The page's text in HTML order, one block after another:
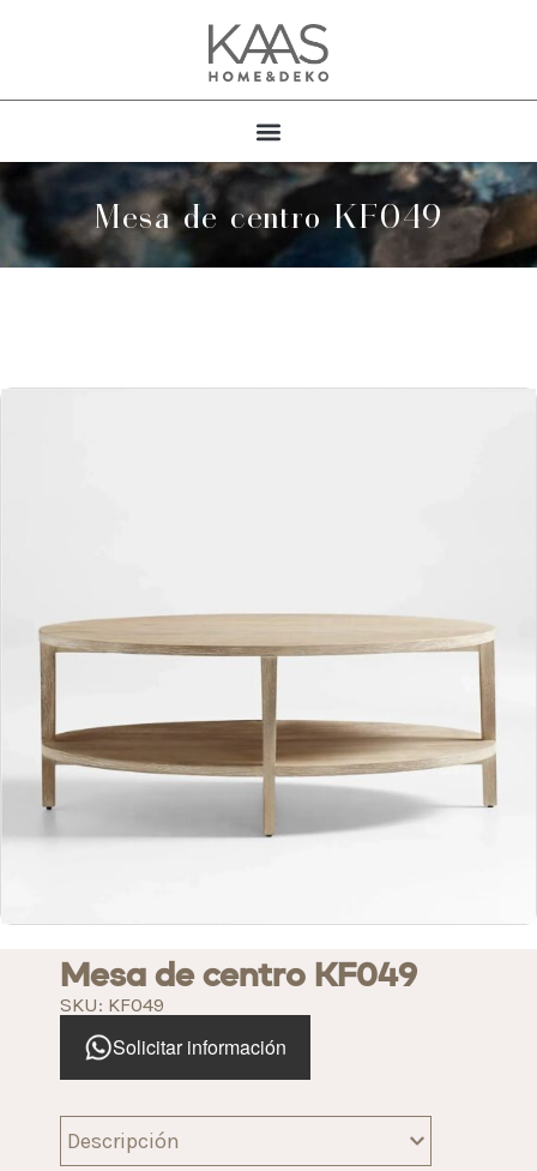
Mesa de centro KF049
Mesa de centro KF049
SKU: KF049
Solicitar información
Descripción